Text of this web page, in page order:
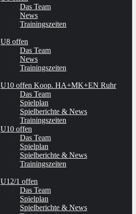
Das Team
News
Trainingszeiten
U8 offen
Das Team
News
Trainingszeiten
U10 offen Koop. HA+MK+EN Ruhr
Das Team
Spielplan
Spielberichte & News
Trainingszeiten
U10 offen
Das Team
Spielplan
Spielberichte & News
Trainingszeiten
U12/1 offen
Das Team
Spielplan
Spielberichte & News